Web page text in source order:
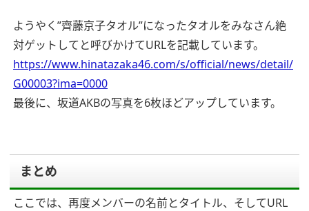
ようやく”齊藤京子タオル”になったタオルをみなさん絶
対ゲットしてと呼びかけてURLを記載しています。
https://www.hinatazaka46.com/s/official/news/detail/
G00003?ima=0000
最後に、坂道AKBの写真を6枚ほどアップしています。
まとめ
ここでは、再度メンバーの名前とタイトル、そしてURL